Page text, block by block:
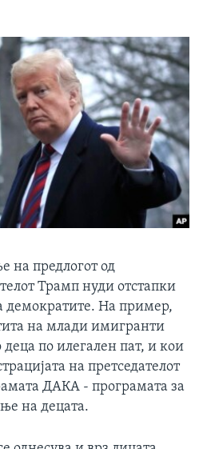
на предлогот од
Трамп нуди отстапки
демократите. На пример,
на млади имигранти
по илегален пат, и кои
на претседателот
ДАКА - програмата за
на децата.